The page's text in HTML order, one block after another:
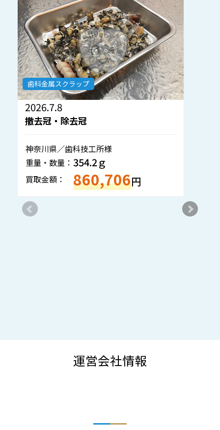
歯科金属スクラップ
2026.7.8
撤去冠・除去冠
神奈川県／歯科技工所様
重量・数量： 354.2ｇ
買取金額： 860,706円
運営会社情報